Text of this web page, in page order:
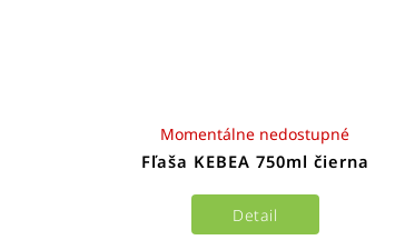
Fľaša KEBEA 750ml čierna
Momentálne nedostupné
Detail